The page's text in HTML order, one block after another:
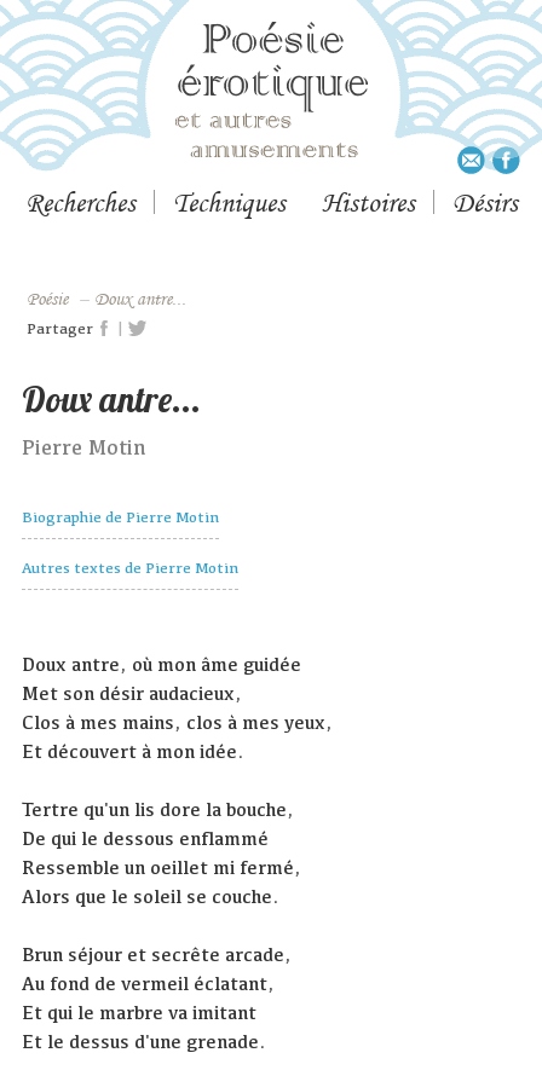
Recherches Techniques Histoires Désirs
Poésie – Doux antre...
Partager |
Doux antre...
Pierre Motin
Biographie de Pierre Motin
Autres textes de Pierre Motin
Doux antre, où mon âme guidée
Met son désir audacieux,
Clos à mes mains, clos à mes yeux,
Et découvert à mon idée.
Tertre qu'un lis dore la bouche,
De qui le dessous enflammé
Ressemble un oeillet mi fermé,
Alors que le soleil se couche.
Brun séjour et secrête arcade,
Au fond de vermeil éclatant,
Et qui le marbre va imitant
Et le dessus d'une grenade.